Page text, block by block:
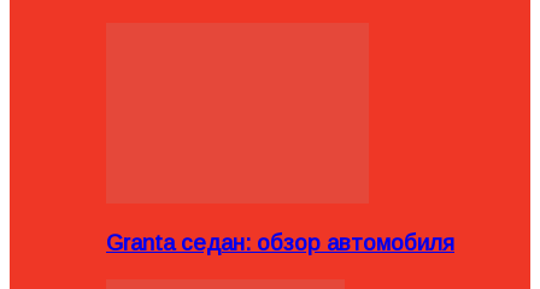
Granta седан: обзор автомобиля